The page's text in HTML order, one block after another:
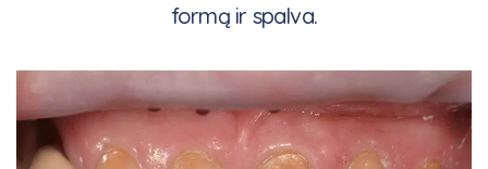
formą ir spalva.